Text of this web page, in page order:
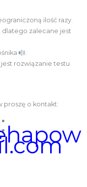
ilość razy.
dlatego zalecane jest
.
rozwiązanie testu
proszę o kontakt: